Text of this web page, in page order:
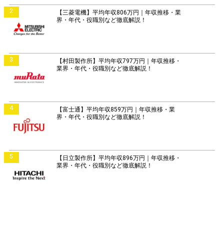
2
【三菱電機】平均年収806万円｜年収推移・業
界・年代・役職別など徹底解説！
3
【村田製作所】平均年収797万円｜年収推移・
業界・年代・役職別など徹底解説！
4
【富士通】平均年収859万円｜年収推移・業
界・年代・役職別など徹底解説！
5
【日立製作所】平均年収896万円｜年収推移・
業界・年代・役職別など徹底解説！